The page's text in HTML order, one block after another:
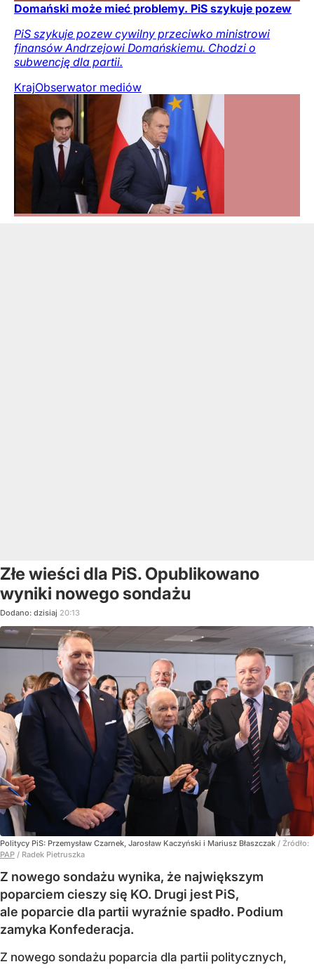
Domański może mieć problemy. PiS szykuje pozew
PiS szykuje pozew cywilny przeciwko ministrowi
finansów Andrzejowi Domańskiemu. Chodzi o
subwencję dla partii.
KrajObserwator mediów
Złe wieści dla PiS. Opublikowano
wyniki nowego sondażu
Dodano: dzisiaj 20:13
Politycy PiS: Przemysław Czarnek, Jarosław Kaczyński i Mariusz Błaszczak / Źródło:
PAP / Radek Pietruszka
Z nowego sondażu wynika, że największym
poparciem cieszy się KO. Drugi jest PiS,
ale poparcie dla partii wyraźnie spadło. Podium
zamyka Konfederacja.
Z nowego sondażu poparcia dla partii politycznych,